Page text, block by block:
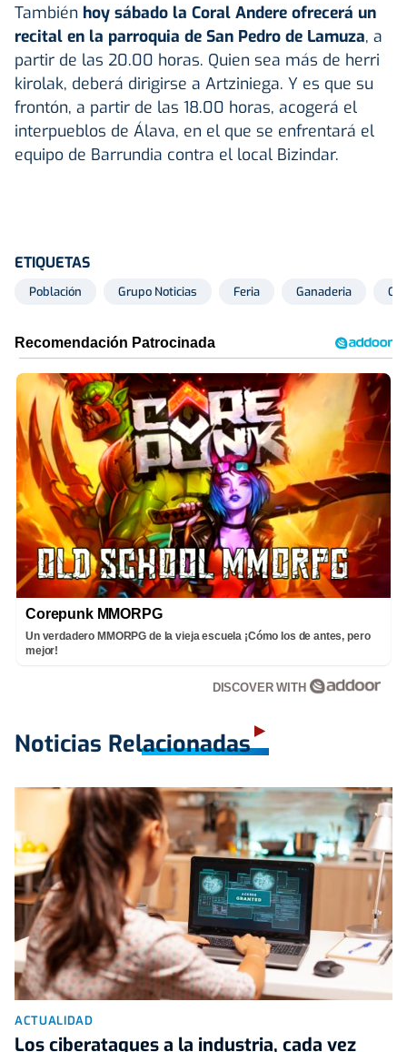
También hoy sábado la Coral Andere ofrecerá un
recital en la parroquia de San Pedro de Lamuza, a
partir de las 20.00 horas. Quien sea más de herri
kirolak, deberá dirigirse a Artziniega. Y es que su
frontón, a partir de las 18.00 horas, acogerá el
interpueblos de Álava, en el que se enfrentará el
equipo de Barrundia contra el local Bizindar.
ETIQUETAS
Población Grupo Noticias Feria Ganaderia
Corepunk MMORPG
Un verdadero MMORPG de la vieja escuela ¡Cómo los de antes, pero
mejor!
DISCOVER WITH
Noticias Relacionadas
ACTUALIDAD
Los ciberataques a la industria, cada vez